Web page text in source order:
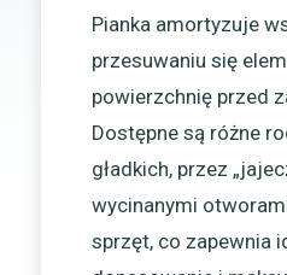
Pianka amortyzuje
przesuwaniu się
powierzchnię przed
Dostępne są różne
gładkich, przez
wycinanymi
sprzęt, co zapewnia